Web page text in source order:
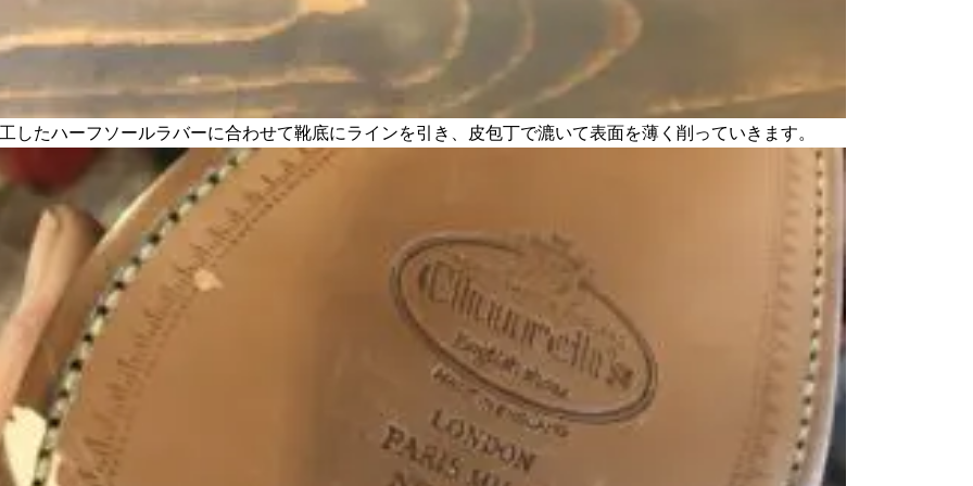
したハーフソールラバーに合わせて靴底にラインを引き、皮包丁で漉いて表面を薄く削っていきます。